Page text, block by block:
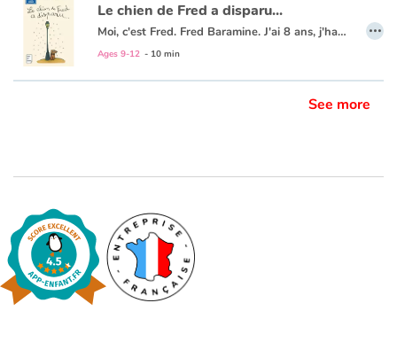
Le chien de Fred a disparu...
Moi, c'est Fred. Fred Baramine. J'ai 8 ans, j'habite 7 rue Cénou avec Maman et Toufou, mon épagneul-teckel-basset-corniaud-à-poils-roux-préféré. L'autre soir, en allant à la boulangerie, j'ai laissé mon chien sur le trottoir. Et quand j'en suis sorti, mon chien adoré avait disparu ! J'étais désespéré...
Ages 9-12 - 10 min
…
See more